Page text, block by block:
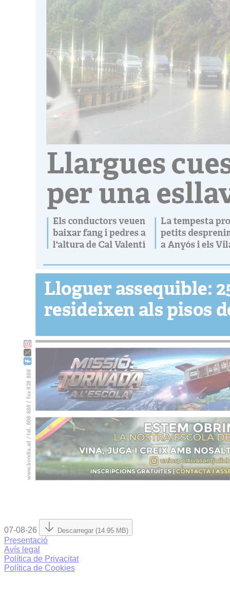
07-08-26 Descarregar (14.95 MB)
Presentació
Avís legal
Política de Privacitat
Política de Cookies